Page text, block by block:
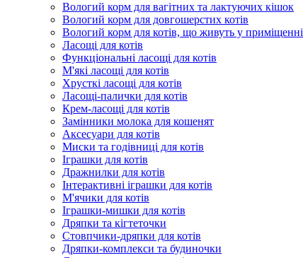
Вологий корм для вагітних та лактуючих кішок
Вологий корм для довгошерстих котів
Вологий корм для котів, що живуть у приміщенні
Ласощі для котів
Функціональні ласощі для котів
М'які ласощі для котів
Хрусткі ласощі для котів
Ласощі-палички для котів
Крем-ласощі для котів
Замінники молока для кошенят
Аксесуари для котів
Миски та годівниці для котів
Іграшки для котів
Дражнилки для котів
Інтерактивні іграшки для котів
М'ячики для котів
Іграшки-мишки для котів
Дряпки та кігтеточки
Стовпчики-дряпки для котів
Дряпки-комплекси та будиночки